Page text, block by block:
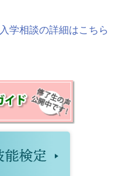
入学相談の詳細はこちら